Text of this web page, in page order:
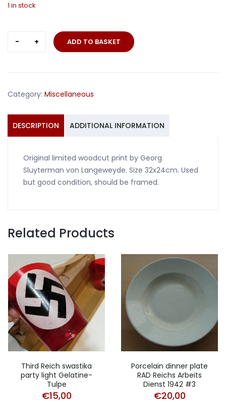
1 in stock
Original
woodcut
von
quantity
ADD TO BASKET
Category: Miscellaneous
DESCRIPTION ADDITIONAL INFORMATION
Original limited woodcut print by Georg
Sluyterman von Langeweyde. Size 32x24cm. Used
but good condition, should be framed.
Related Products
Third Reich swastika
party light Gelatine-
Tulpe
€15,00
Porcelain dinner plate
RAD Reichs Arbeits
Dienst 1942 #3
€20,00